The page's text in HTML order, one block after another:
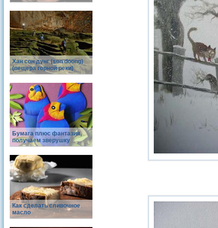
Хан сон дунг (son doong)
(пещера горной реки)
Бумага плюс фантазия,
получаем зверушку
Как сделать сливочное
масло